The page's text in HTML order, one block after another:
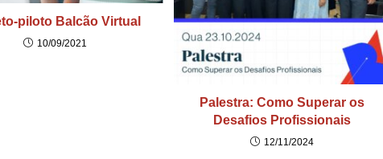
piloto Balcão Virtual
10/09/2021
Palestra: Como Superar os
Desafios Profissionais
12/11/2024